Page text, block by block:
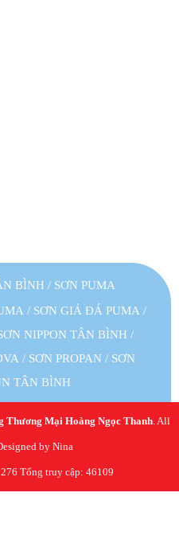
BÌNH / SƠN PUMA
/ SƠN GIẢ ĐÁ PUMA /
NIPPON TÂN BÌNH /
/ SƠN PROPAN / SƠN
TÂN BÌNH
Thương Mại Hoàng Ngọc Thanh. All
by Nina
Tổng truy cập: 46109